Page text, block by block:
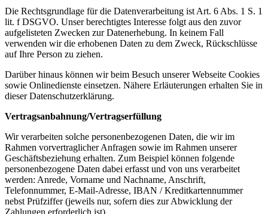
Die Rechtsgrundlage für die Datenverarbeitung ist Art. 6 Abs. 1 S. 1
lit. f DSGVO. Unser berechtigtes Interesse folgt aus den zuvor
aufgelisteten Zwecken zur Datenerhebung. In keinem Fall
verwenden wir die erhobenen Daten zu dem Zweck, Rückschlüsse
auf Ihre Person zu ziehen.
Darüber hinaus können wir beim Besuch unserer Webseite Cookies
sowie Onlinedienste einsetzen. Nähere Erläuterungen erhalten Sie in
dieser Datenschutzerklärung.
Vertragsanbahnung/Vertragserfüllung
Wir verarbeiten solche personenbezogenen Daten, die wir im
Rahmen vorvertraglicher Anfragen sowie im Rahmen unserer
Geschäftsbeziehung erhalten. Zum Beispiel können folgende
personenbezogene Daten dabei erfasst und von uns verarbeitet
werden: Anrede, Vorname und Nachname, Anschrift,
Telefonnummer, E-Mail-Adresse, IBAN / Kreditkartennummer
nebst Prüfziffer (jeweils nur, sofern dies zur Abwicklung der